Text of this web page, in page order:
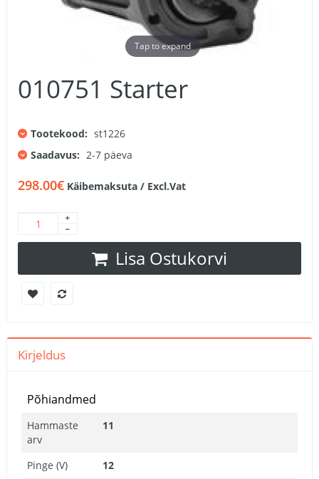
Tap to expand
010751 Starter
Tootekood: st1226
Saadavus: 2-7 päeva
298.00€ Käibemaksuta / Excl.Vat
Lisa Ostukorvi
Kirjeldus
Põhiandmed
Hammaste
arv
11
Pinge (V)
12